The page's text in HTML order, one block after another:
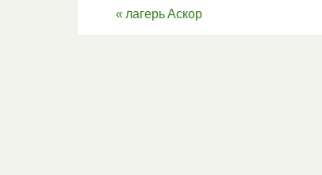
« лагерь Аскор